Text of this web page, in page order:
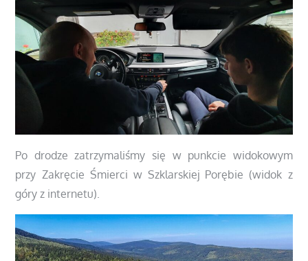
Po drodze zatrzymaliśmy się w punkcie widokowym
przy Zakręcie Śmierci w Szklarskiej Porębie (widok z
góry z internetu).